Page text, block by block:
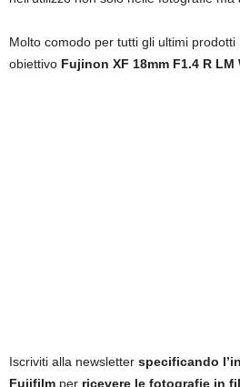
Molto comodo per tutti gli ultimi
obiettivo Fujinon XF 18mm F1.4 R LM
Iscriviti alla newsletter specificando
Fujifilm per ricevere le fotografie in